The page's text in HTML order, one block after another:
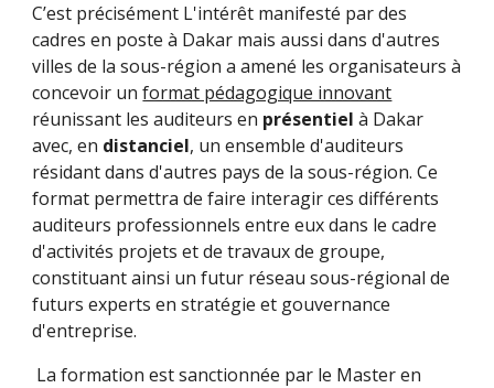
C’est précisément L'intérêt manifesté par des
cadres en poste à Dakar mais aussi dans d'autres
villes de la sous-région a amené les organisateurs à
concevoir unformat pédagogique innovant
réunissant les auditeurs en présentielà Dakar
avec, en distanciel, un ensemble d'auditeurs
résidant dans d'autres pays de la sous-région. Ce
format permettra de faire interagir ces différents
auditeurs professionnels entre eux dans le cadre
d'activités projets et de travaux de groupe,
constituant ainsi un futur réseau sous-régional de
futurs experts en stratégie et gouvernance
d'entreprise.
La formation est sanctionnée par le Master en